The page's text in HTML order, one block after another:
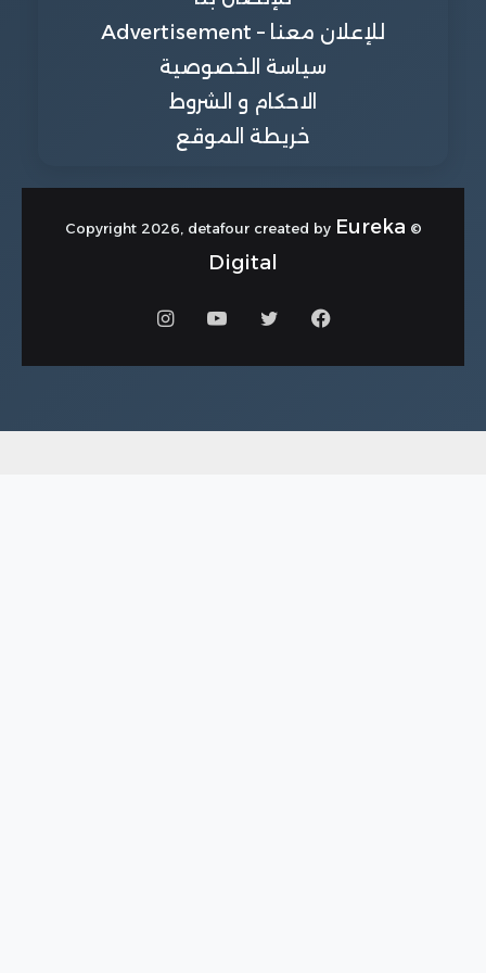
للإعلان معنا – Advertisement
سياسة الخصوصية
الاحكام و الشروط
خريطة الموقع
© Copyright 2026, detafour created by
Eureka
Digital
فيسبوكتويتر يوتيوبانستقرام